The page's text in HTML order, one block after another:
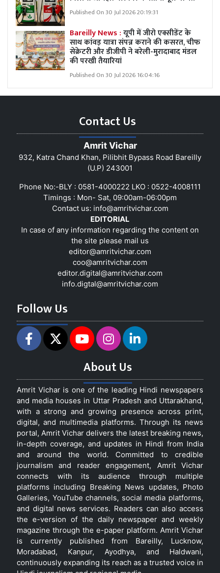
Published On 30 Jul 2026 20:19:31
Bareilly News :यूपी में जीरो एक्सीडेंट के
साथ कांवड़ यात्रा संपन्न कराने की कसरत, चीफ
सेक्रेटरी और डीजीपी ने बरेली-मुरादाबाद मंडल
की परखी तैयारियां
Published On 30 Jul 2026 16:04:16
Contact Us
Amrit Vichar
932, Katra Chand Khan, Pilibhit Bypass Road Bareilly
(U.P) 243001
Phone No:-BLY : 0581-4000222 LKO : 0522-4008111
Timings : Mon- Sat, 09:00am-06:00pm
Contact us: info@amritvichar.com
EDITORIAL
In case of any information regarding the content on
the site please mail us
editor@amritvichar.com
coo@amritvichar.com
editor.digital@amritvichar.com
info.digtal@amritvichar.com
Follow Us
About Us
Amrit Vichar is one of the leading Hindi newspapers
and media houses in Uttar Pradesh and Uttarakhand,
with a strong and growing presence across print,
digital, and multimedia platforms. Through its news
portal, Amrit Vichar delivers the latest breaking news,
in-depth coverage, and updates in Hindi from India
and around the world. Committed to credible
journalism and reader engagement, Amrit Vichar
connects with its audience through multiple
platforms including Breaking News updates, Photo
Galleries, YouTube channels, social media platforms,
and digital news services. Readers can also access
the e-version of the daily newspaper and weekly
magazine through the e-paper platform. Amrit Vichar
is currently published from Bareilly, Lucknow,
Moradabad, Kanpur, Ayodhya, and Haldwani,
continuously expanding its reach as a trusted voice in